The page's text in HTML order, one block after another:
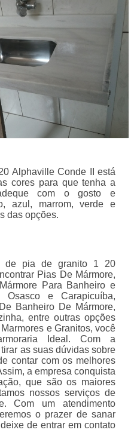
Alphaville Conde II está
cores para que tenha a
com o gosto e
azul, marrom, verde e
das opções.
de pia de granito 1 20
Pias De Mármore,
Para Banheiro e
Osasco e Carapicuíba,
Banheiro De Mármore,
entre outras opções
e Granitos, você
Ideal. Com a
as suas dúvidas sobre
contar com os melhores
a empresa conquista
que são os maiores
nossos serviços de
Com um atendimento
o prazer de sanar
de entrar em contato